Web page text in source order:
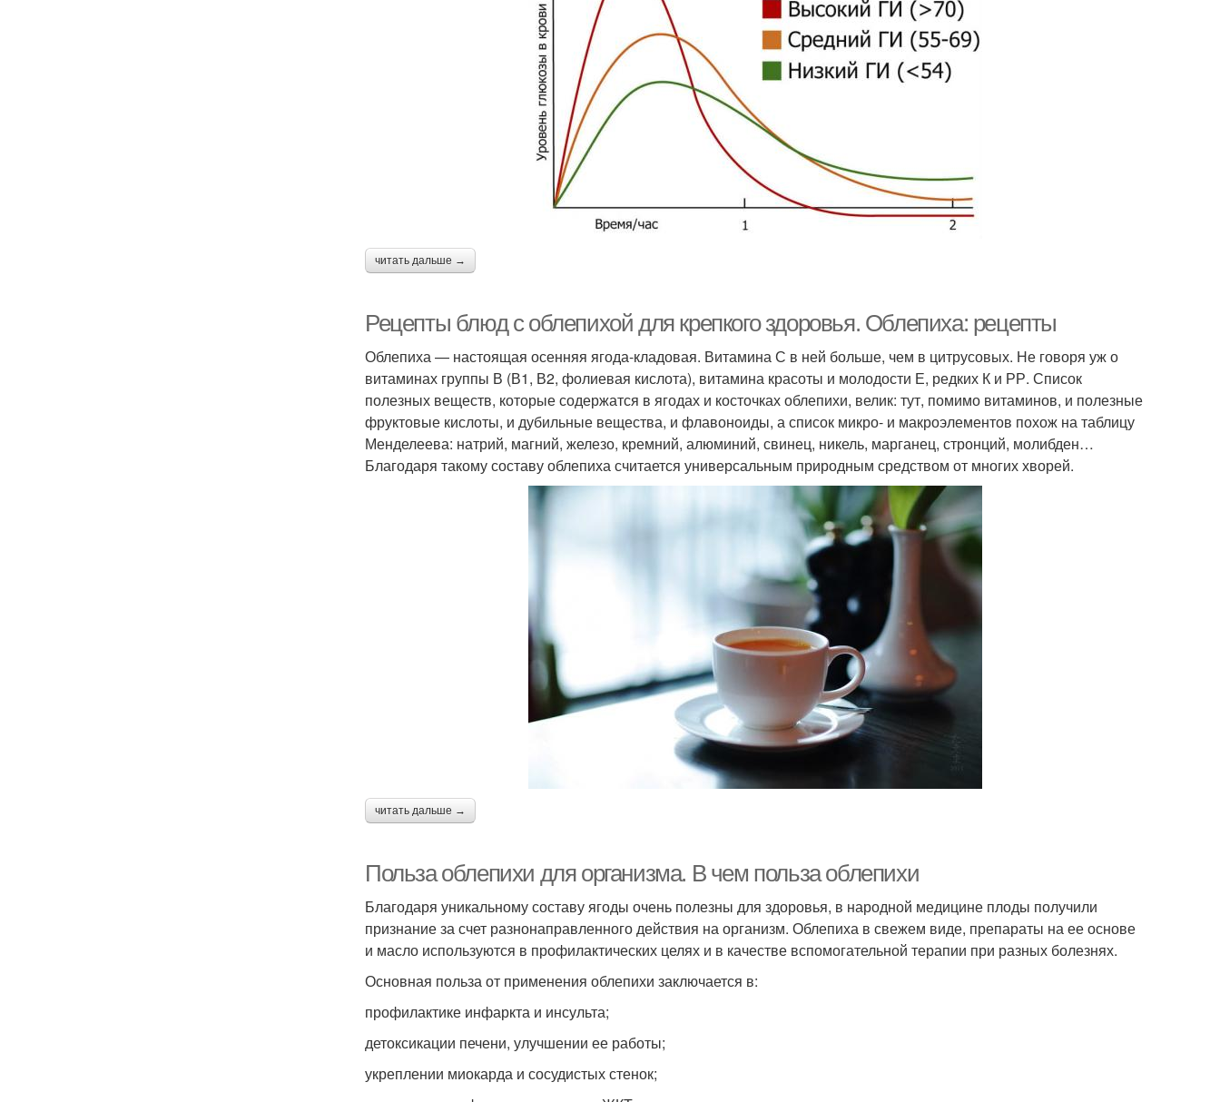
читать дальше →
Рецепты блюд с облепихой для крепкого здоровья. Облепиха: рецепты
Облепиха — настоящая осенняя ягода-кладовая. Витамина С в ней больше, чем в цитрусовых. Не говоря уж о
витаминах группы В (В1, В2, фолиевая кислота), витамина красоты и молодости Е, редких К и РР. Список
полезных веществ, которые содержатся в ягодах и косточках облепихи, велик: тут, помимо витаминов, и полезные
фруктовые кислоты, и дубильные вещества, и флавоноиды, а список микро- и макроэлементов похож на таблицу
Менделеева: натрий, магний, железо, кремний, алюминий, свинец, никель, марганец, стронций, молибден…
Благодаря такому составу облепиха считается универсальным природным средством от многих хворей.
читать дальше →
Польза облепихи для организма. В чем польза облепихи
Благодаря уникальному составу ягоды очень полезны для здоровья, в народной медицине плоды получили
признание за счет разнонаправленного действия на организм. Облепиха в свежем виде, препараты на ее основе
и масло используются в профилактических целях и в качестве вспомогательной терапии при разных болезнях.
Основная польза от применения облепихи заключается в:
профилактике инфаркта и инсульта;
детоксикации печени, улучшении ее работы;
укреплении миокарда и сосудистых стенок;